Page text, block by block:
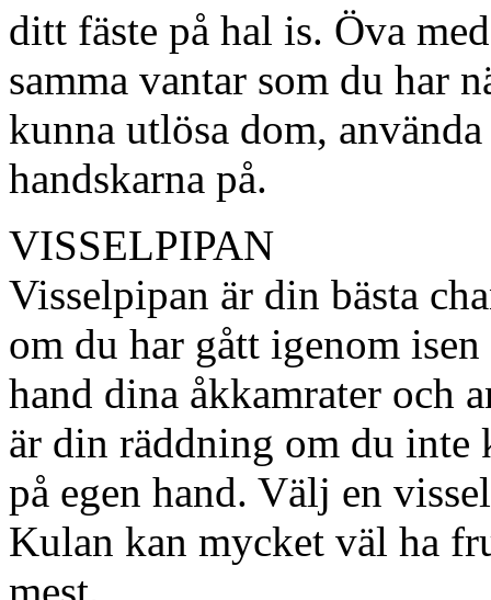
ditt fäste på hal is. Öva
samma vantar som du har
kunna utlösa dom,
handskarna på.
VISSELPIPAN
Visselpipan är din bästa
om du har gått igenom
hand dina åkkamrater och
är din räddning om du inte
på egen hand. Välj en
Kulan kan mycket väl ha
mest.